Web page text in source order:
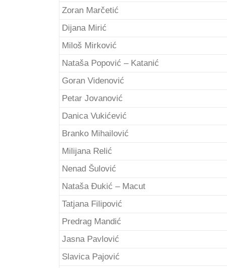
Zoran Marčetić
Dijana Mirić
Miloš Mirković
Nataša Popović – Katanić
Goran Videnović
Petar Jovanović
Danica Vukićević
Branko Mihailović
Milijana Relić
Nenad Šulović
Nataša Đukić – Macut
Tatjana Filipović
Predrag Mandić
Jasna Pavlović
Slavica Pajović